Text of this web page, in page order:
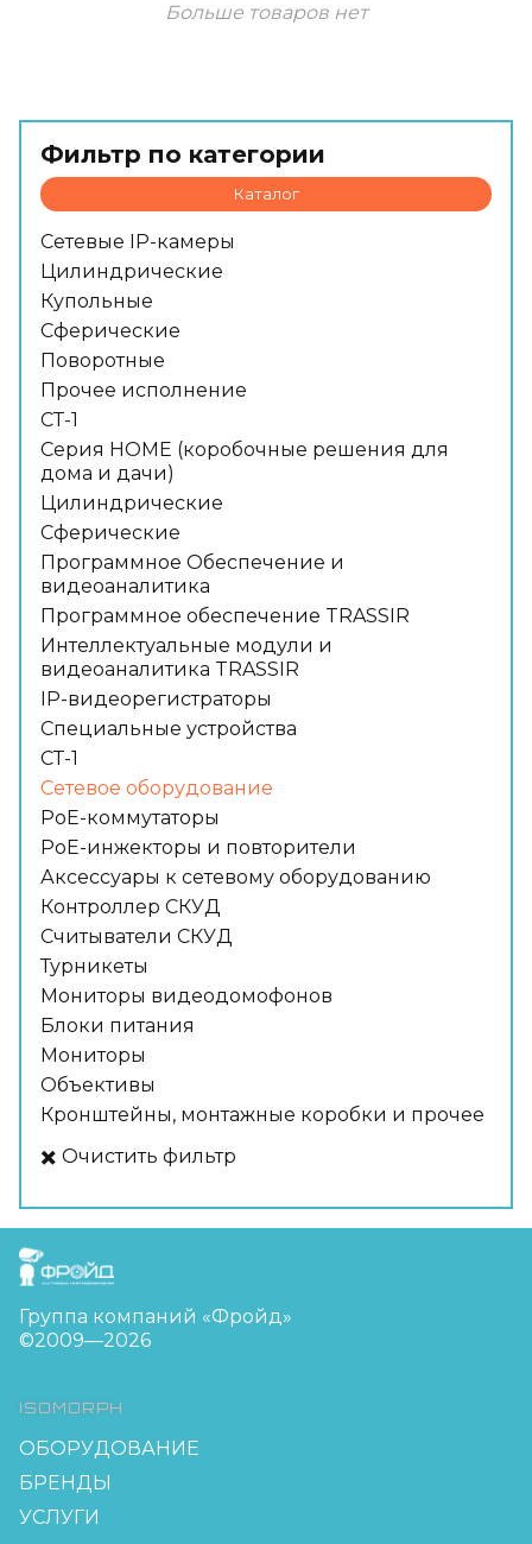
Больше товаров нет
Фильтр по категории
Каталог
Сетевые IP-камеры
Цилиндрические
Купольные
Сферические
Поворотные
Прочее исполнение
СТ-1
Серия HOME (коробочные решения для
дома и дачи)
Цилиндрические
Сферические
Программное Обеспечение и
видеоаналитика
Программное обеспечение TRASSIR
Интеллектуальные модули и
видеоаналитика TRASSIR
IP-видеорегистраторы
Специальные устройства
СТ-1
Сетевое оборудование
PoE-коммутаторы
PoE-инжекторы и повторители
Аксессуары к сетевому оборудованию
Контроллер СКУД
Считыватели СКУД
Турникеты
Мониторы видеодомофонов
Блоки питания
Мониторы
Объективы
Кронштейны, монтажные коробки и прочее
✖️ Очистить фильтр
FreudGroup
Группа компаний «Фройд»
©2009—2026
ISOMORPH
ОБОРУДОВАНИЕ
БРЕНДЫ
УСЛУГИ